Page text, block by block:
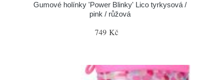
Gumové holínky 'Power Blinky' Lico tyrkysová /
pink / růžová
749 Kč